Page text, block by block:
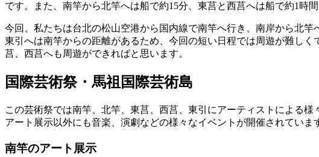
です。また、南竿から北竿へは船で約15分、東莒と西莒へは船で約1時
今回、私たちは台北の松山空港から国内線で南竿へ行き、南岸から北
東引へは南竿からの距離があるため、今回の短い日程では周遊が難し
莒、西莒へも周遊ができればと思います。
国際芸術祭・馬祖国際芸術島
この芸術祭では南竿、北竿、東莒、西莒、東引にアーティストによる
アート展示以外にも音楽、演劇などの様々なイベントが開催されてい
南竿のアート展示